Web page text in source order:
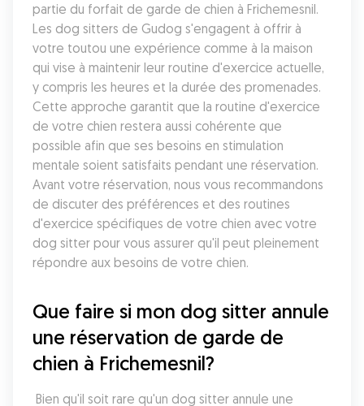
partie du forfait de garde de chien à Frichemesnil.
Les dog sitters de Gudog s'engagent à offrir à
votre toutou une expérience comme à la maison
qui vise à maintenir leur routine d'exercice actuelle,
y compris les heures et la durée des promenades.
Cette approche garantit que la routine d'exercice
de votre chien restera aussi cohérente que
possible afin que ses besoins en stimulation
mentale soient satisfaits pendant une réservation.
Avant votre réservation, nous vous recommandons
de discuter des préférences et des routines
d'exercice spécifiques de votre chien avec votre
dog sitter pour vous assurer qu'il peut pleinement
répondre aux besoins de votre chien.
Que faire si mon dog sitter annule
une réservation de garde de
chien à Frichemesnil?